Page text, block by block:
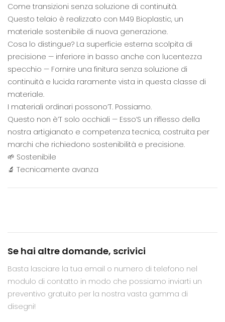
Come transizioni senza soluzione di continuità.
Questo telaio è realizzato con M49 Bioplastic, un
materiale sostenibile di nuova generazione.
Cosa lo distingue? La superficie esterna scolpita di
precisione — inferiore in basso anche con lucentezza
specchio — Fornire una finitura senza soluzione di
continuità e lucida raramente vista in questa classe di
materiale.
I materiali ordinari possono’T. Possiamo.
Questo non è’T solo occhiali — Esso’S un riflesso della
nostra artigianato e competenza tecnica, costruita per
marchi che richiedono sostenibilità e precisione.
🌱 Sostenibile
🔬 Tecnicamente avanza
Se hai altre domande, scrivici
Basta lasciare la tua email o numero di telefono nel
modulo di contatto in modo che possiamo inviarti un
preventivo gratuito per la nostra vasta gamma di
disegni!